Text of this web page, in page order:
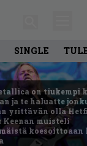
SINGLE
on tiukempi
ja te haluatte
yrittävän olla
Keenan muisteli